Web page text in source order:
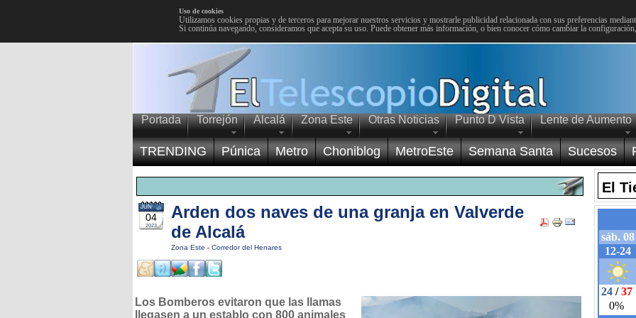
Uso de cookies
Utilizamos cookies propias y de terceros para mejorar nuestros servicios y mostrarle publicidad relacionada con sus preferencias
Si continúa navegando, consideramos que acepta su uso. Puede obtener más información, o bien conocer cómo cambiar la
Portada Torrejón Alcalá Zona Este Otras Noticias Punto D Vista Lente de Aumento
TRENDING Púnica Metro Choniblog MetroEste Semana Santa Sucesos
04
JUN
2023
Arden dos naves de una granja en Valverde
de Alcalá
Zona Este - Corredor del Henares
Los Bomberos evitaron que las llamas
llegasen a un establo con 800 animales
El